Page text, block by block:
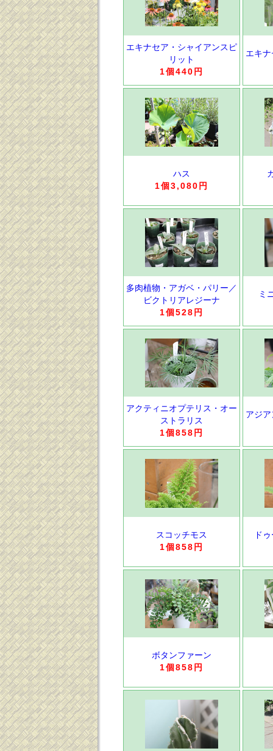
エキナセア・シャイアンスピ
リット
1個440円
エキ
ハス
1個3,080円
多肉植物・アガベ・パリー／
ビクトリアレジーナ
1個528円
ミ
アクティニオプテリス・オー
ストラリス
1個858円
アジ
スコッチモス
1個858円
ド
ボタンファーン
1個858円